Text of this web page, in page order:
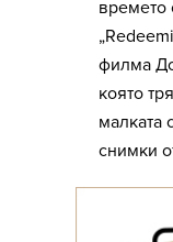
времето
филма
която
малката
снимки